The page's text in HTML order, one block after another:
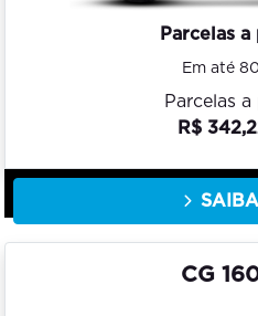
Parcelas
Em até
Parcelas
R$
CG